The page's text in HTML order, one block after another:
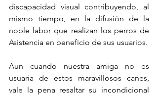
discapacidad visual contribuyendo, al
mismo tiempo, en la difusión de la
noble labor que realizan los perros de
Aun cuando nuestra amiga no es
usuaria de estos maravillosos canes,
vale la pena resaltar su incondicional